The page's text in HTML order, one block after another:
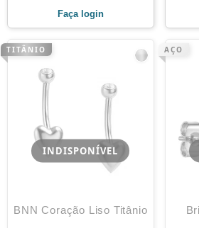
Faça login
INDISPONÍVEL
TITÂNIO
BNN Coração Liso Titânio
AÇO